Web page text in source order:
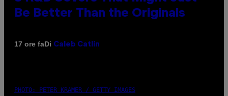
Be Better Than the Originals
17 ore faDi Caleb Catlin
PHOTO: PETER KRAMER / GETTY IMAGES